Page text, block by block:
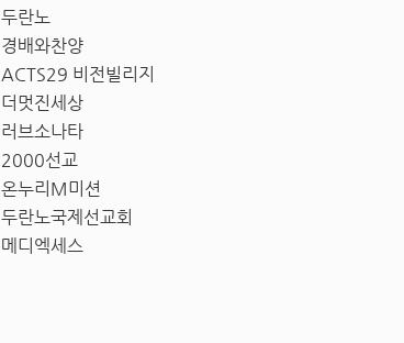
두란노
경배와찬양
ACTS29 비전빌리지
더멋진세상
러브소나타
2000선교
온누리M미션
두란노국제선교회
메디엑세스